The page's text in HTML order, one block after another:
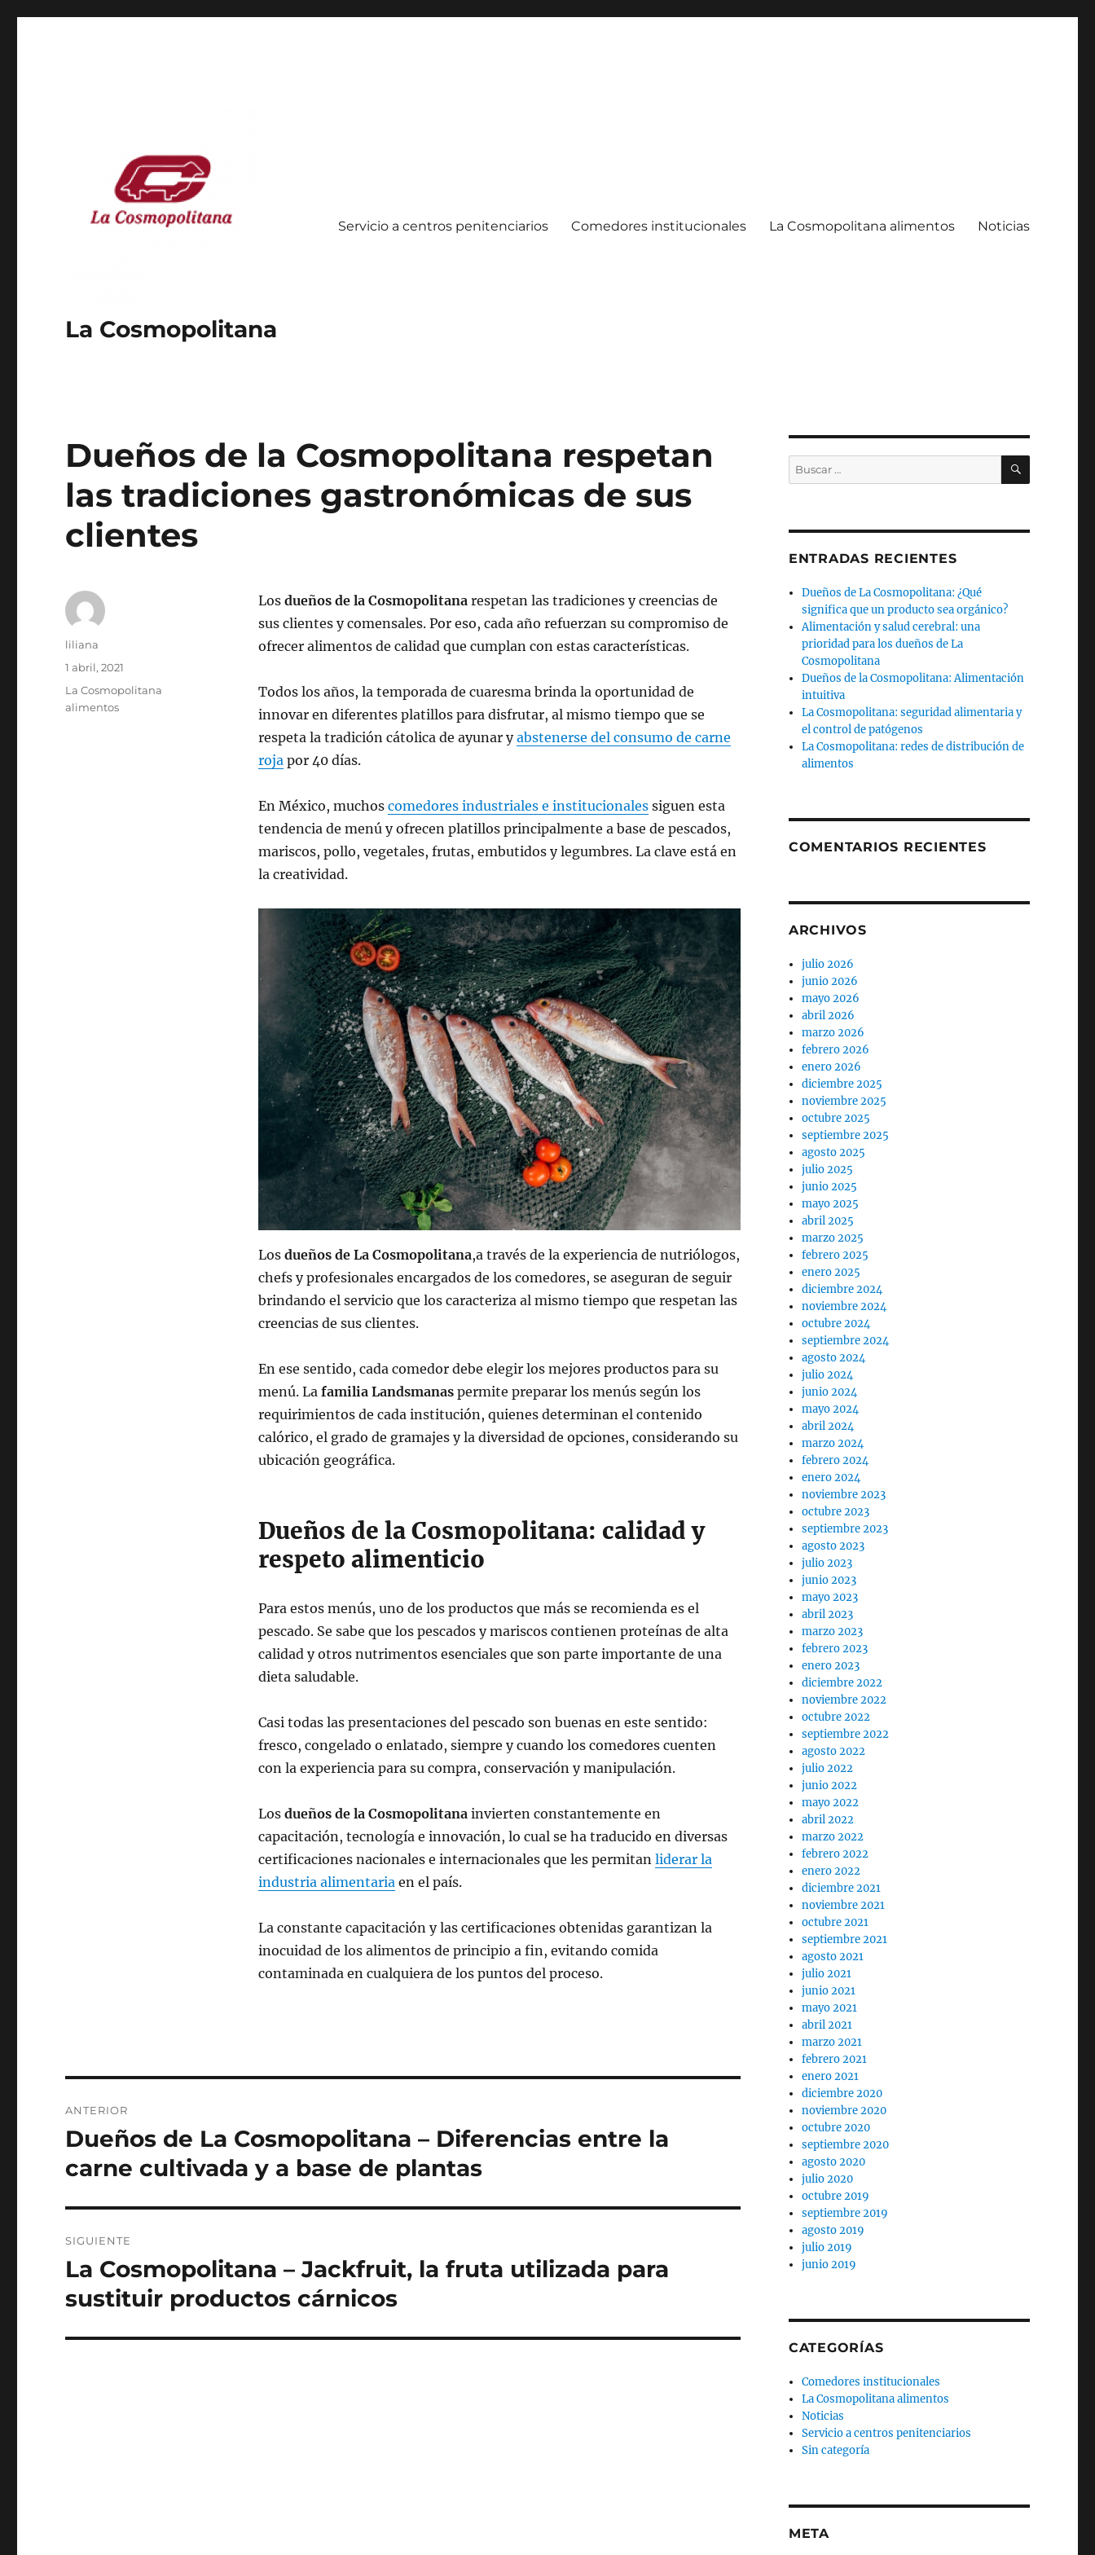
La Cosmopolitana
Servicio a centros penitenciarios Comedores institucionales La Cosmopolitana alimentos Noticias
Dueños de la Cosmopolitana respetan
las tradiciones gastronómicas de sus
clientes
Los dueños de la Cosmopolitanarespetan las tradiciones y creencias de
sus clientes y comensales. Por eso, cada año refuerzan su compromiso de
ofrecer alimentos de calidad que cumplan con estas características.
Todos los años, la temporada de cuaresma brinda la oportunidad de
innovar en diferentes platillos para disfrutar, al mismo tiempo que se
respeta la tradición cátolica de ayunar yabstenerse del consumo de carne
rojapor 40 días.
En México, muchos comedores industriales e institucionalessiguen esta
tendencia de menú y ofrecen platillos principalmente a base de pescados,
mariscos, pollo, vegetales, frutas, embutidos y legumbres. La clave está en
la creatividad.
Los dueños de La Cosmopolitana,a través de la experiencia de nutriólogos,
chefs y profesionales encargados de los comedores, se aseguran de seguir
brindando el servicio que los caracteriza al mismo tiempo que respetan las
creencias de sus clientes.
En ese sentido, cada comedor debe elegir los mejores productos para su
menú. La familia Landsmanaspermite preparar los menús según los
requirimientos de cada institución, quienes determinan el contenido
calórico, el grado de gramajes y la diversidad de opciones, considerando su
ubicación geográfica.
Dueños de la Cosmopolitana: calidad y
respeto alimenticio
Para estos menús, uno de los productos que más se recomienda es el
pescado. Se sabe que los pescados y mariscos contienen proteínas de alta
calidad y otros nutrimentos esenciales que son parte importante de una
dieta saludable.
Casi todas las presentaciones del pescado son buenas en este sentido:
fresco, congelado o enlatado, siempre y cuando los comedores cuenten
con la experiencia para su compra, conservación y manipulación.
Los dueños de la Cosmopolitana invierten constantemente en
capacitación, tecnología e innovación, lo cual se ha traducido en diversas
certificaciones nacionales e internacionales que les permitan liderar la
industria alimentaria en el país.
La constante capacitación y las certificaciones obtenidas garantizan la
inocuidad de los alimentos de principio a fin, evitando comida
contaminada en cualquiera de los puntos del proceso.
Autor
liliana
Publicado
1 abril, 2021
Categorías
La Cosmopolitana
alimentos
de
entradas
ANTERIOR
Entrada
Dueños de La Cosmopolitana – Diferencias entre la
carne cultivada y a base de plantas
SIGUIENTE
Siguiente
entrada:
La Cosmopolitana – Jackfruit, la fruta utilizada para
sustituir productos cárnicos
Buscar
por:
BUSCAR
ENTRADAS RECIENTES
Dueños de La Cosmopolitana: ¿Qué
significa que un producto sea orgánico?
Alimentación y salud cerebral: una
prioridad para los dueños de La
Cosmopolitana
Dueños de la Cosmopolitana: Alimentación
intuitiva
La Cosmopolitana: seguridad alimentaria y
el control de patógenos
La Cosmopolitana: redes de distribución de
alimentos
COMENTARIOS RECIENTES
ARCHIVOS
julio 2026
junio 2026
mayo 2026
abril 2026
marzo 2026
febrero 2026
enero 2026
diciembre 2025
noviembre 2025
octubre 2025
septiembre 2025
agosto 2025
julio 2025
junio 2025
mayo 2025
abril 2025
marzo 2025
febrero 2025
enero 2025
diciembre 2024
noviembre 2024
octubre 2024
septiembre 2024
agosto 2024
julio 2024
junio 2024
mayo 2024
abril 2024
marzo 2024
febrero 2024
enero 2024
noviembre 2023
octubre 2023
septiembre 2023
agosto 2023
julio 2023
junio 2023
mayo 2023
abril 2023
marzo 2023
febrero 2023
enero 2023
diciembre 2022
noviembre 2022
octubre 2022
septiembre 2022
agosto 2022
julio 2022
junio 2022
mayo 2022
abril 2022
marzo 2022
febrero 2022
enero 2022
diciembre 2021
noviembre 2021
octubre 2021
septiembre 2021
agosto 2021
julio 2021
junio 2021
mayo 2021
abril 2021
marzo 2021
febrero 2021
enero 2021
diciembre 2020
noviembre 2020
octubre 2020
septiembre 2020
agosto 2020
julio 2020
octubre 2019
septiembre 2019
agosto 2019
julio 2019
junio 2019
CATEGORÍAS
Comedores institucionales
La Cosmopolitana alimentos
Noticias
Servicio a centros penitenciarios
Sin categoría
META